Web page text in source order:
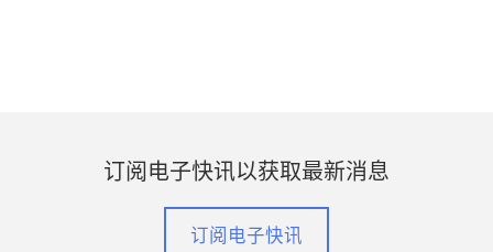
订阅电子快讯以获取最新消息
订阅电子快讯